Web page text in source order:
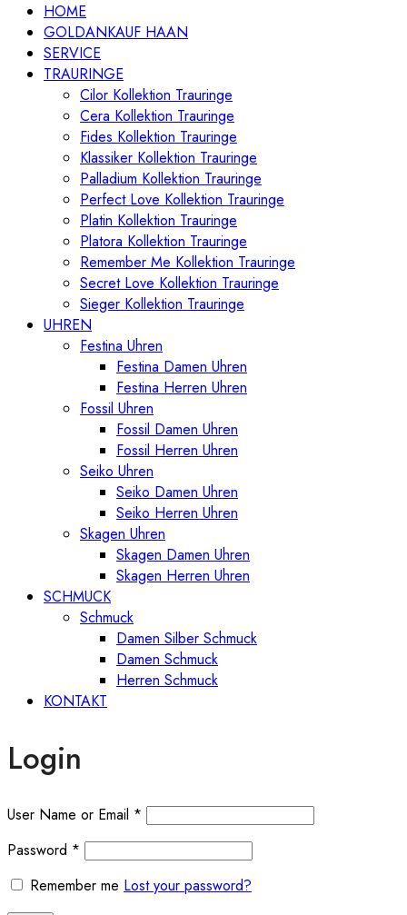
HOME
GOLDANKAUF HAAN
SERVICE
TRAURINGE
Cilor Kollektion Trauringe
Cera Kollektion Trauringe
Fides Kollektion Trauringe
Klassiker Kollektion Trauringe
Palladium Kollektion Trauringe
Perfect Love Kollektion Trauringe
Platin Kollektion Trauringe
Platora Kollektion Trauringe
Remember Me Kollektion Trauringe
Secret Love Kollektion Trauringe
Sieger Kollektion Trauringe
UHREN
Festina Uhren
Festina Damen Uhren
Festina Herren Uhren
Fossil Uhren
Fossil Damen Uhren
Fossil Herren Uhren
Seiko Uhren
Seiko Damen Uhren
Seiko Herren Uhren
Skagen Uhren
Skagen Damen Uhren
Skagen Herren Uhren
SCHMUCK
Schmuck
Damen Silber Schmuck
Damen Schmuck
Herren Schmuck
KONTAKT
Login
User Name or Email *
Password *
Remember me Lost your password?